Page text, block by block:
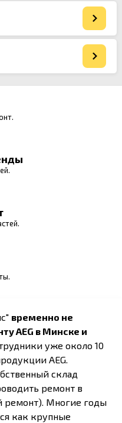
временно не
AEG в Минске и
уже около 10
AEG.
склад
ремонт в
ремонт). Многие годы
как крупные